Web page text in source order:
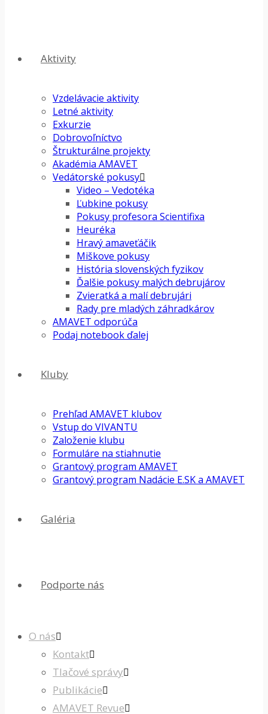
Aktivity
Vzdelávacie aktivity
Letné aktivity
Exkurzie
Dobrovoľníctvo
Štrukturálne projekty
Akadémia AMAVET
Vedátorské pokusy
Video – Vedotéka
Ľubkine pokusy
Pokusy profesora Scientifixa
Heuréka
Hravý amaveťáčik
Miškove pokusy
História slovenských fyzikov
Ďalšie pokusy malých debrujárov
Zvieratká a malí debrujári
Rady pre mladých záhradkárov
AMAVET odporúča
Podaj notebook ďalej
Kluby
Prehľad AMAVET klubov
Vstup do VIVANTU
Založenie klubu
Formuláre na stiahnutie
Grantový program AMAVET
Grantový program Nadácie E.SK a AMAVET
Galéria
Podporte nás
O nás
Kontakt
Tlačové správy
Publikácie
AMAVET Revue